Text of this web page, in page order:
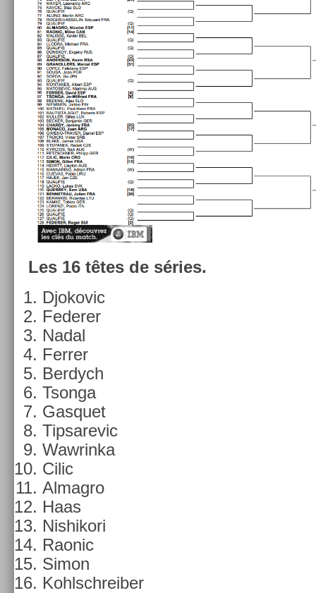
Les 16 têtes de séries.
Djokovic
Feder­er
Nadal
Ferr­er
Be­rdych
Tson­ga
Gas­quet
Tip­sarevic
Waw­rinka
Cilic
Al­mag­ro
Haas
Nis­hikori
Raonic
Simon
Kohlschreib­er